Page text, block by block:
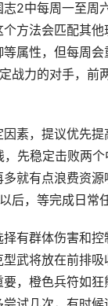
2中每周一至周
方法会匹配其
属性，但每周
战力的对手，前
素，提议优先
，先稳定击败两
就有点浪费资
后，等完成日常
有群体伤害和
武将放在前排
，橙色兵符如